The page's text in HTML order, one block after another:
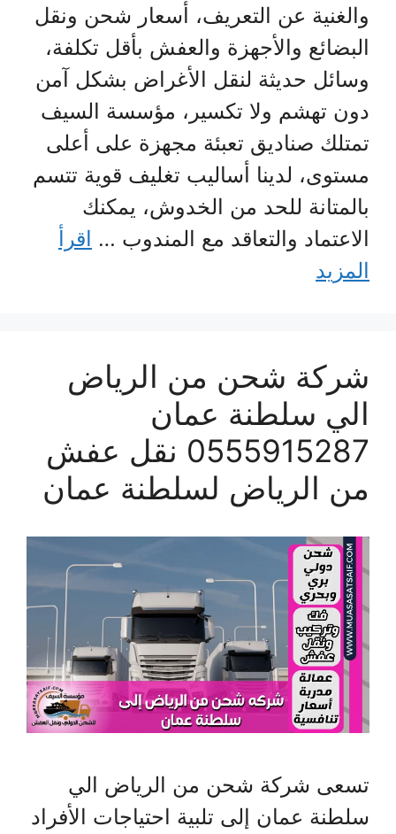
والغنية عن التعريف، أسعار شحن ونقل
البضائع والأجهزة والعفش بأقل تكلفة،
وسائل حديثة لنقل الأغراض بشكل آمن
دون تهشم ولا تكسير، مؤسسة السيف
تمتلك صناديق تعبئة مجهزة على أعلى
مستوى، لدينا أساليب تغليف قوية تتسم
بالمتانة للحد من الخدوش، يمكنك
الاعتماد والتعاقد مع المندوب … اقرأ
المزيد
شركة شحن من الرياض
الي سلطنة عمان
0555915287 نقل عفش
من الرياض لسلطنة عمان
تسعى شركة شحن من الرياض الي
سلطنة عمان إلى تلبية احتياجات الأفراد